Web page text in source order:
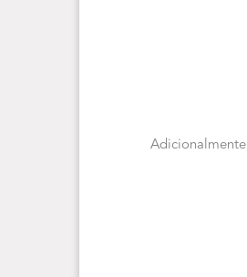
Adicionalmente